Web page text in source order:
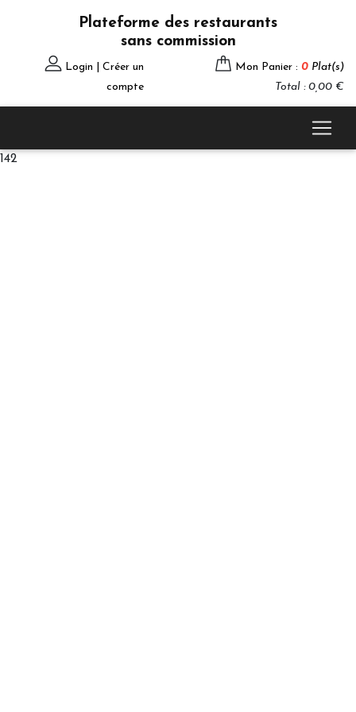
Plateforme des restaurants
sans commission
Login | Créer un
compte
Mon Panier : 0 Plat(s)
Total : 0,00 €
142